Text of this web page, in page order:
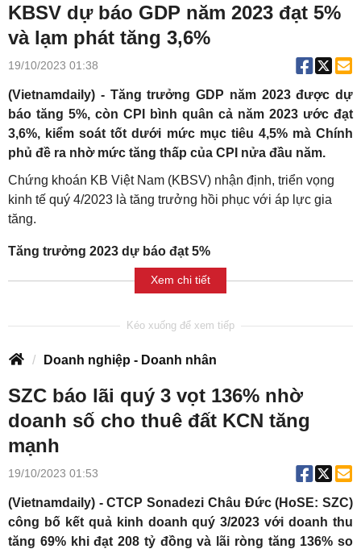
KBSV dự báo GDP năm 2023 đạt 5%
và lạm phát tăng 3,6%
19/10/2023 01:38
(Vietnamdaily) - Tăng trưởng GDP năm 2023 được dự
báo tăng 5%, còn CPI bình quân cả năm 2023 ước đạt
3,6%, kiểm soát tốt dưới mức mục tiêu 4,5% mà Chính
phủ đề ra nhờ mức tăng thấp của CPI nửa đầu năm.
Chứng khoán KB Việt Nam (KBSV) nhận định, triển vọng
kinh tế quý 4/2023 là tăng trưởng hồi phục với áp lực gia
tăng.
Tăng trưởng 2023 dự báo đạt 5%
Xem chi tiết
Doanh nghiệp - Doanh nhân
SZC báo lãi quý 3 vọt 136% nhờ
doanh số cho thuê đất KCN tăng
mạnh
19/10/2023 01:53
(Vietnamdaily) - CTCP Sonadezi Châu Đức (HoSE: SZC)
công bố kết quả kinh doanh quý 3/2023 với doanh thu
tăng 69% khi đạt 208 tỷ đồng và lãi ròng tăng 136% so